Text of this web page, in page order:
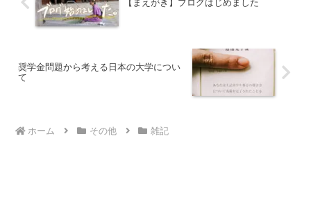
【まえがき】ブログはじめました
奨学金問題から考える日本の大学につい
て
ホーム その他 雑記